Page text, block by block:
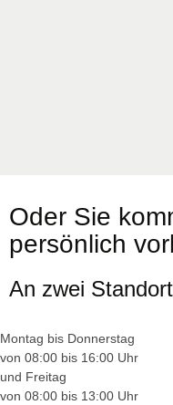
Oder Sie
persönlich
An zwei
Montag bis Donnerstag
von 08:00 bis 16:00 Uhr
und Freitag
von 08:00 bis 13:00 Uhr